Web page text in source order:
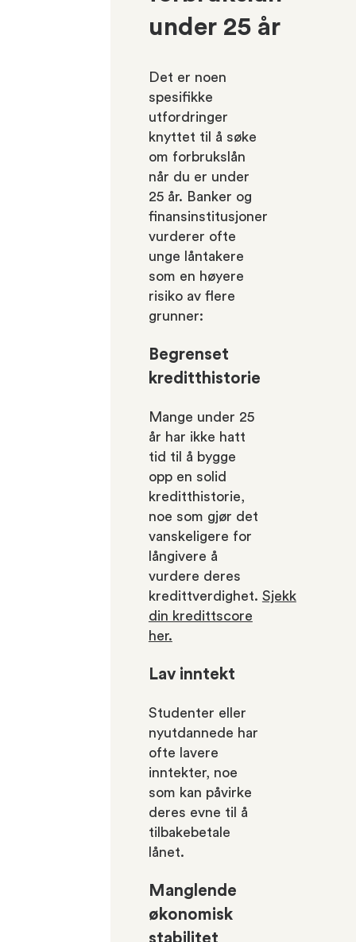
under 25 år
Det er noen
spesifikke
utfordringer
knyttet til å søke
om forbrukslån
når du er under
25 år. Banker og
finansinstitusjoner
vurderer ofte
unge låntakere
som en høyere
risiko av flere
grunner:
Begrenset
kreditthistorie
Mange under 25
år har ikke hatt
tid til å bygge
opp en solid
kreditthistorie,
noe som gjør det
vanskeligere for
långivere å
vurdere deres
kredittverdighet. Sjekk
din kredittscore
her.
Lav inntekt
Studenter eller
nyutdannede har
ofte lavere
inntekter, noe
som kan påvirke
deres evne til å
tilbakebetale
lånet.
Manglende
økonomisk
stabilitet